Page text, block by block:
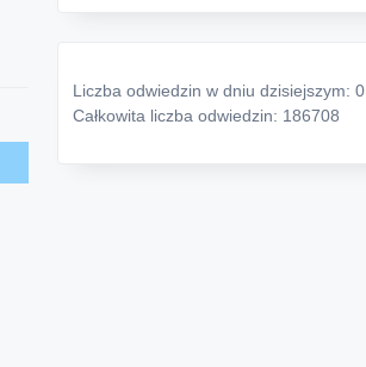
Liczba odwiedzin w dniu dzisiejszym: 0
Całkowita liczba odwiedzin: 186708